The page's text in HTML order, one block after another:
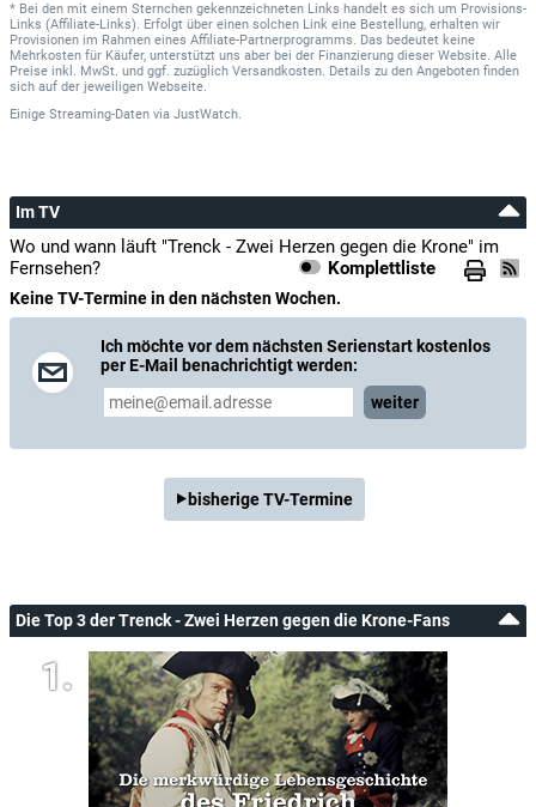
* Bei den mit einem Sternchen gekennzeichneten Links handelt es sich um Provisions-
Links (Affiliate-Links). Erfolgt über einen solchen Link eine Bestellung, erhalten wir
Provisionen im Rahmen eines Affiliate-Partnerprogramms. Das bedeutet keine
Mehrkosten für Käufer, unterstützt uns aber bei der Finanzierung dieser Website. Alle
Preise inkl. MwSt. und ggf. zuzüglich Versandkosten. Details zu den Angeboten finden
sich auf der jeweiligen Webseite.
Einige Streaming-Daten via JustWatch.
Im TV
Wo und wann läuft "Trenck - Zwei Herzen gegen die Krone" im
Fernsehen?
Komplettliste
Keine TV-Termine in den nächsten Wochen.
Ich möchte vor dem nächsten Serienstart kostenlos
per E-Mail benachrichtigt werden:
weiter
bisherige TV-Termine
Die Top 3 der Trenck - Zwei Herzen gegen die Krone-Fans